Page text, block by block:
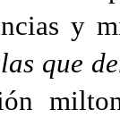
y
que